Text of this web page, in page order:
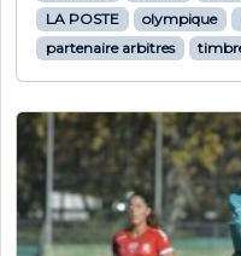
LA POSTE
olympique
partenaire arbitres